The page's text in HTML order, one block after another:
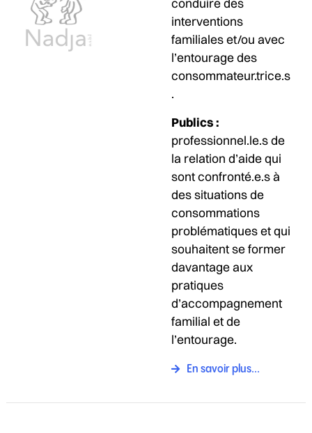
conduire des
interventions
familiales et/ou avec
l’entourage des
consommateur.trice.s
.
Publics :
professionnel.le.s de
la relation d’aide qui
sont confronté.e.s à
des situations de
consommations
problématiques et qui
souhaitent se former
davantage aux
pratiques
d’accompagnement
familial et de
l’entourage.
En savoir plus...